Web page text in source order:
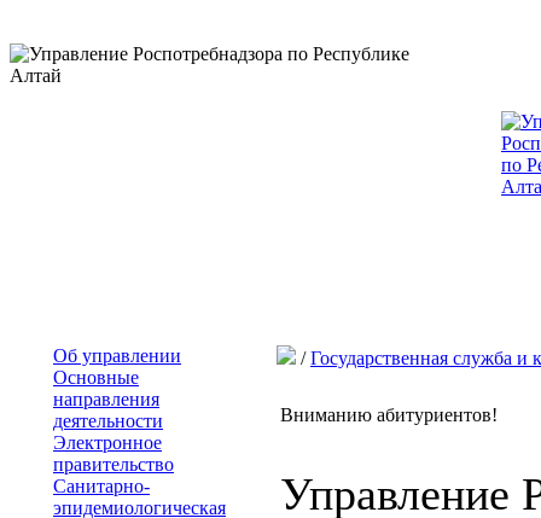
Об управлении
Основные
направления
деятельности
Электронное
правительство
Санитарно-
эпидемиологическая
/Государственная служба и
Вниманию абитуриентов!
Управление